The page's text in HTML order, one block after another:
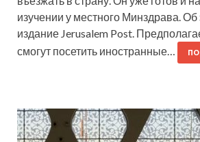
изучении у местного Минздрава.
издание Jerusalem Post.
смогут посетить иностранные…